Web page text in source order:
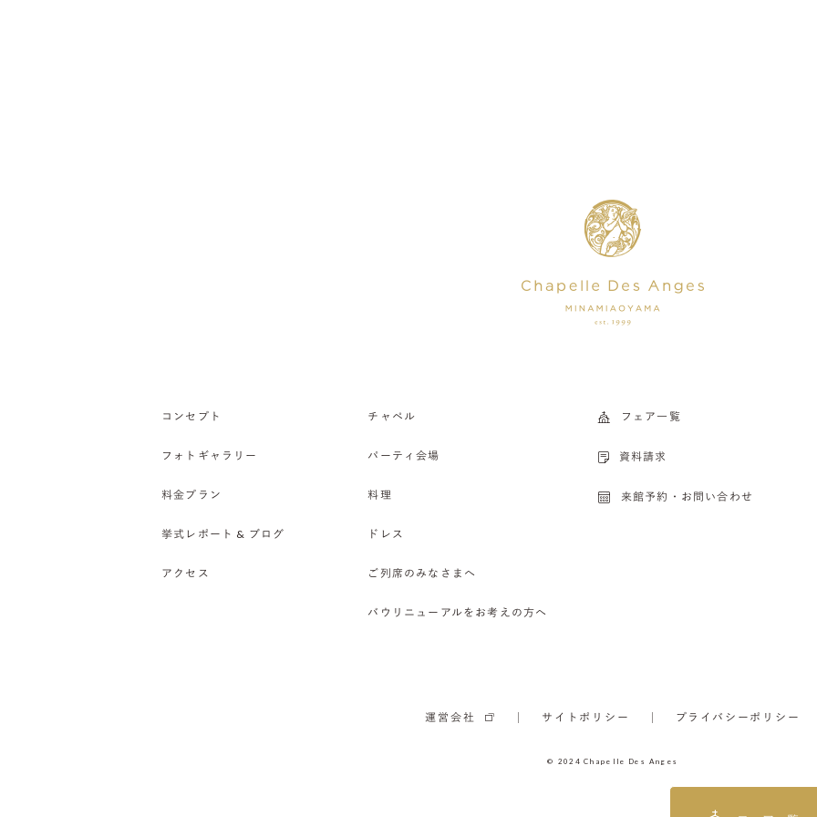
コンセプト
フォトギャラリー
料金プラン
挙式レポート & ブログ
アクセス
チャペル
パーティ会場
料理
ドレス
ご列席のみなさまへ
バウリニューアルをお考えの方へ
フェア一覧
資料請求
来館予約・お問い合わせ
運営会社 サイトポリシー プライバシーポリシー
© 2024 Chapelle Des Anges